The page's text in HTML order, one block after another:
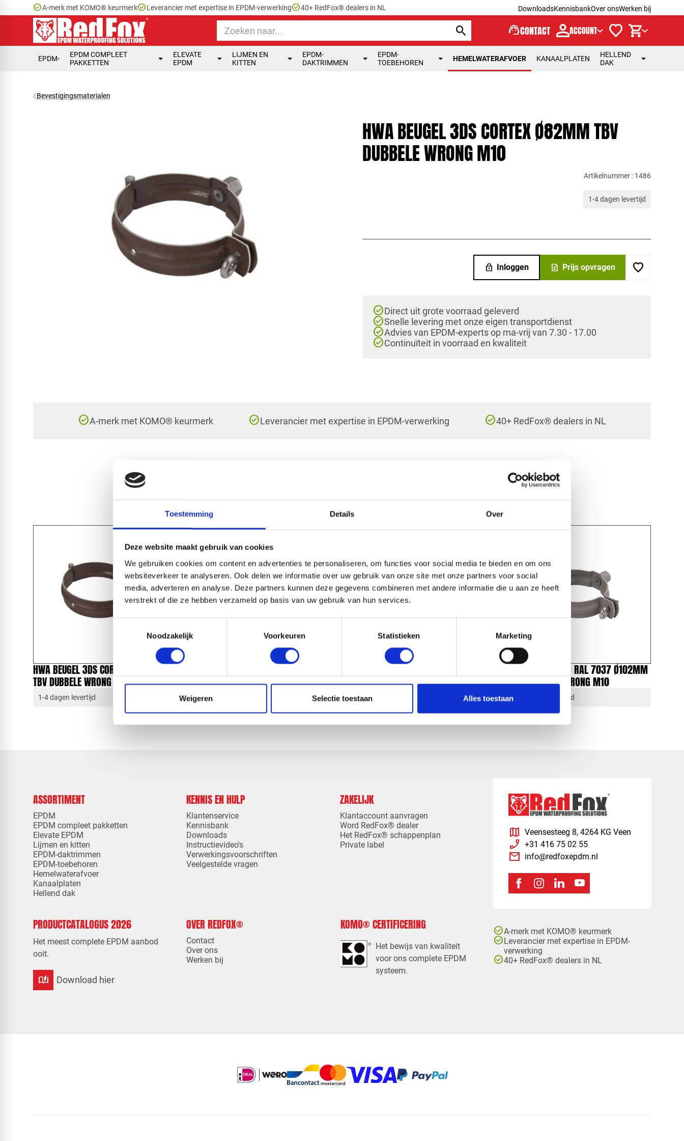
Toestemming Details Over
Deze website maakt gebruik van cookies
We gebruiken cookies om content en advertenties te personaliseren, om functies voor social media te bieden en om ons
websiteverkeer te analyseren. Ook delen we informatie over uw gebruik van onze site met onze partners voor social
media, adverteren en analyse. Deze partners kunnen deze gegevens combineren met andere informatie die u aan ze heeft
verstrekt of die ze hebben verzameld op basis van uw gebruik van hun services.
Noodzakelijk
Voorkeuren Statistieken Marketing
Weigeren Selectie toestaan Alles toestaan
check_circleA-merk met KOMO® keurmerkcheck_circleLeverancier met expertise in EPDM-verwerkingcheck_circle40+ RedFox® dealers in NL DownloadsKennisbankOver onsWerken bij
support_agentCONTACT ACCOUNT
EPDM
EPDM COMPLEET
PAKKETTEN
ELEVATE
EPDM
LIJMEN EN
KITTEN
EPDM-
DAKTRIMMEN
EPDM-
TOEBEHOREN
HEMELWATERAFVOER KANAALPLATEN
HELLEND
DAK
Bevestigingsmaterialen
HWA BEUGEL 3DS CORTEX Ø82MM TBV
DUBBELE WRONG M10
Artikelnummer : 1486
1-4 dagen levertijd
lock Inloggen request_quote Prijs opvragen
check_circleDirect uit grote voorraad geleverd
check_circleSnelle levering met onze eigen transportdienst
check_circleAdvies van EPDM-experts op ma-vrij van 7.30 - 17.00
check_circleContinuïteit in voorraad en kwaliteit
check_circleA-merk met KOMO® keurmerk check_circleLeverancier met expertise in EPDM-verwerking check_circle40+ RedFox® dealers in NL
HANDIG OM ER BIJ TE KOPEN
HWA BEUGEL 3DS CORTEX Ø102MM
TBV DUBBELE WRONG M10
1-4 dagen levertijd
HWA BEUGEL 3D RAL 7016 Ø102MM
TBV DUBBELE WRONG M10
1-4 dagen levertijd
HWA BEUGEL 3D RAL 7016 Ø82MM
TBV DUBBELE WRONG M10
1-4 dagen levertijd
HWA BEUGEL 3D RAL 7037 Ø102MM
TBV DUBBELE WRONG M10
1-4 dagen levertijd
ASSORTIMENT
EPDM
EPDM compleet pakketten
Elevate EPDM
Lijmen en kitten
EPDM-daktrimmen
EPDM-toebehoren
Hemelwaterafvoer
Kanaalplaten
Hellend dak
KENNIS EN HULP
Klantenservice
Kennisbank
Downloads
Instructievideo's
Verwerkingsvoorschriften
Veelgestelde vragen
ZAKELIJK
Klantaccount aanvragen
Word RedFox® dealer
Het RedFox® schappenplan
Private label
PRODUCTCATALOGUS 2026
Het meest complete EPDM aanbod
ooit.
auto_stories Download hier
OVER REDFOX®
Contact
Over ons
Werken bij
KOMO® CERTIFICERING
Het bewijs van kwaliteit
voor ons complete EPDM
systeem.
map Veensesteeg 8, 4264 KG Veen
phone_enabled +31 416 75 02 55
mail info@redfoxepdm.nl
check_circleA-merk met KOMO® keurmerk
check_circleLeverancier met expertise in EPDM-
verwerking
check_circle40+ RedFox® dealers in NL